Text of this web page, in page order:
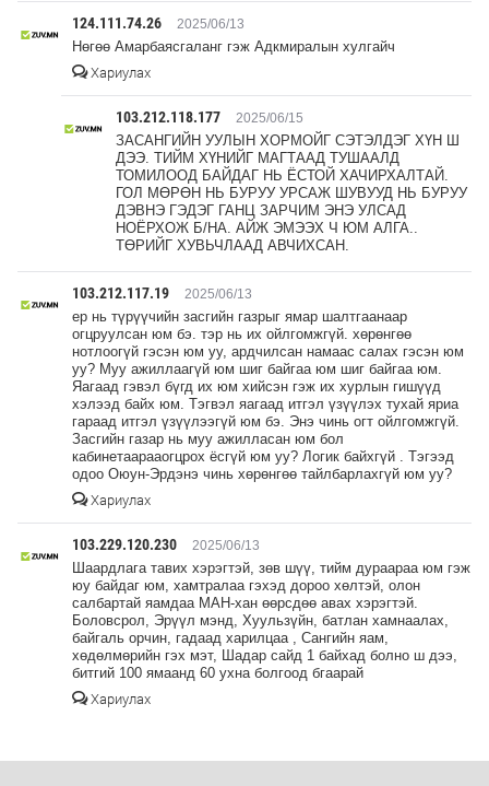
124.111.74.26 2025/06/13
Нөгөө Амарбаясгаланг гэж Адкмиралын хулгайч
Хариулах
103.212.118.177 2025/06/15
ЗАСАНГИЙН УУЛЫН ХОРМОЙГ СЭТЭЛДЭГ ХҮН Ш
ДЭЭ. ТИЙМ ХҮНИЙГ МАГТААД ТУШААЛД
ТОМИЛООД БАЙДАГ НЬ ЁСТОЙ ХАЧИРХАЛТАЙ.
ГОЛ МӨРӨН НЬ БУРУУ УРСАЖ ШУВУУД НЬ БУРУУ
ДЭВНЭ ГЭДЭГ ГАНЦ ЗАРЧИМ ЭНЭ УЛСАД
НОЁРХОЖ Б/НА. АЙЖ ЭМЭЭХ Ч ЮМ АЛГА..
ТӨРИЙГ ХУВЬЧЛААД АВЧИХСАН.
103.212.117.19 2025/06/13
ер нь түрүүчийн засгийн газрыг ямар шалтгаанаар
огцруулсан юм бэ. тэр нь их ойлгомжгүй. хөрөнгөө
нотлоогүй гэсэн юм уу, ардчилсан намаас салах гэсэн юм
уу? Муу ажиллаагүй юм шиг байгаа юм шиг байгаа юм.
Яагаад гэвэл бүгд их юм хийсэн гэж их хурлын гишүүд
хэлээд байх юм. Тэгвэл яагаад итгэл үзүүлэх тухай яриа
гараад итгэл үзүүлээгүй юм бэ. Энэ чинь огт ойлгомжгүй.
Засгийн газар нь муу ажилласан юм бол
кабинетаарааогцрох ёсгүй юм уу? Логик байхгүй . Тэгээд
одоо Оюун-Эрдэнэ чинь хөрөнгөө тайлбарлахгүй юм уу?
Хариулах
103.229.120.230 2025/06/13
Шаардлага тавих хэрэгтэй, зөв шүү, тийм дураараа юм гэж
юу байдаг юм, хамтралаа гэхэд дороо хөлтэй, олон
салбартай яамдаа МАН-хан өөрсдөө авах хэрэгтэй.
Боловсрол, Эрүүл мэнд, Хуульзүйн, батлан хамнаалах,
байгаль орчин, гадаад харилцаа , Сангийн яам,
хөдөлмөрийн гэх мэт, Шадар сайд 1 байхад болно ш дээ,
битгий 100 ямаанд 60 ухна болгоод бгаарай
Хариулах